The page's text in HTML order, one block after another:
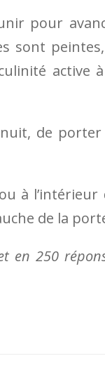
pour
sont
active
de
à l’intérieur
de la
en 250